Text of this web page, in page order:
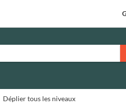
Dépliertous les niveaux